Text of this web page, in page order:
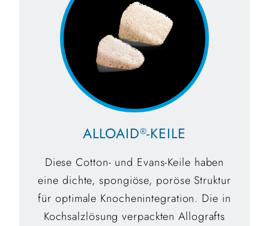
ALLOAID®-KEILE
Diese Cotton- und Evans-Keile haben
eine dichte, spongiöse, poröse Struktur
für optimale Knochenintegration. Die in
Kochsalzlösung verpackten Allografts